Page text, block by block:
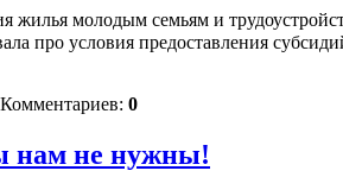
жилья молодым семьям и
про условия предоставления
Комментариев: 0
нам не нужны!